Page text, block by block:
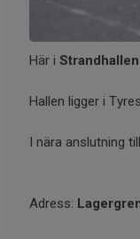
Här i Strandhallen
Hallen ligger i
I nära anslutning
Adress: